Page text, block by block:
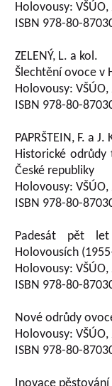
Holovousy: VŠÚO,
ISBN 978-80-
ZELENÝ, L. a kol.
Šlechtění ovoce v
Holovousy: VŠÚO,
ISBN 978-80-
PAPRŠTEIN, F. a J.
Historické odrůdy
České republiky
Holovousy: VŠÚO,
ISBN 978-80-
Padesát pět let
Holovousích
Holovousy: VŠÚO,
ISBN 978-80-
Nové odrůdy
Holovousy: VŠÚO,
ISBN 978-80-